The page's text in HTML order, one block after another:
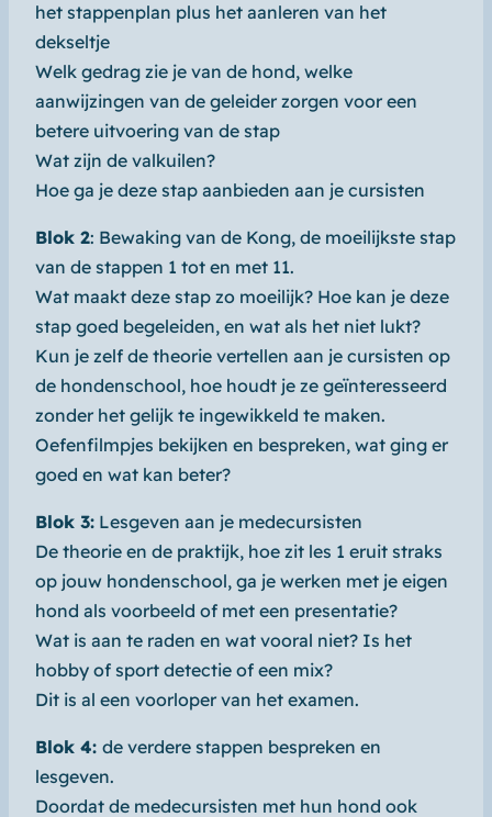
het stappenplan plus het aanleren van het
dekseltje
Welk gedrag zie je van de hond, welke
aanwijzingen van de geleider zorgen voor een
betere uitvoering van de stap
Wat zijn de valkuilen?
Hoe ga je deze stap aanbieden aan je cursisten
Blok 2: Bewaking van de Kong, de moeilijkste stap
van de stappen 1 tot en met 11.
Wat maakt deze stap zo moeilijk? Hoe kan je deze
stap goed begeleiden, en wat als het niet lukt?
Kun je zelf de theorie vertellen aan je cursisten op
de hondenschool, hoe houdt je ze geïnteresseerd
zonder het gelijk te ingewikkeld te maken.
Oefenfilmpjes bekijken en bespreken, wat ging er
goed en wat kan beter?
Blok 3: Lesgeven aan je medecursisten
De theorie en de praktijk, hoe zit les 1 eruit straks
op jouw hondenschool, ga je werken met je eigen
hond als voorbeeld of met een presentatie?
Wat is aan te raden en wat vooral niet? Is het
hobby of sport detectie of een mix?
Dit is al een voorloper van het examen.
Blok 4: de verdere stappen bespreken en
lesgeven.
Doordat de medecursisten met hun hond ook